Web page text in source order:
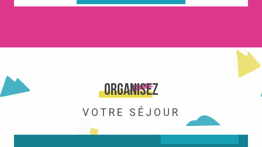
Organisez
VOTRE SÉJOUR
LA STATION